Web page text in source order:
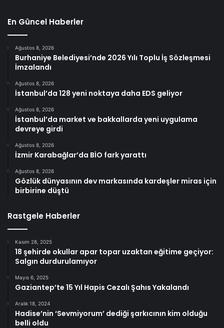
En Güncel Haberler
Ağustos 8, 2026
Burhaniye Belediyesi’nde 2026 Yılı Toplu İş Sözleşmesi
İmzalandı
Ağustos 8, 2026
İstanbul’da 128 yeni noktaya daha EDS geliyor
Ağustos 8, 2026
İstanbul’da market ve bakkallarda yeni uygulama
devreye girdi
Ağustos 8, 2026
İzmir Karabağlar’da BİO fark yarattı
Ağustos 8, 2026
Gözlük dünyasının dev markasında kardeşler miras için
birbirine düştü
Rastgele Haberler
Kasım 28, 2025
18 şehirde okullar apar topar uzaktan eğitime geçiyor:
Salgın durdurulamıyor
Mayıs 6, 2025
Gaziantep’te 15 Yıl Hapis Cezalı Şahıs Yakalandı
Aralık 18, 2024
Hadise’nin ‘Sevmiyorum’ dediği şarkıcının kim olduğu
belli oldu